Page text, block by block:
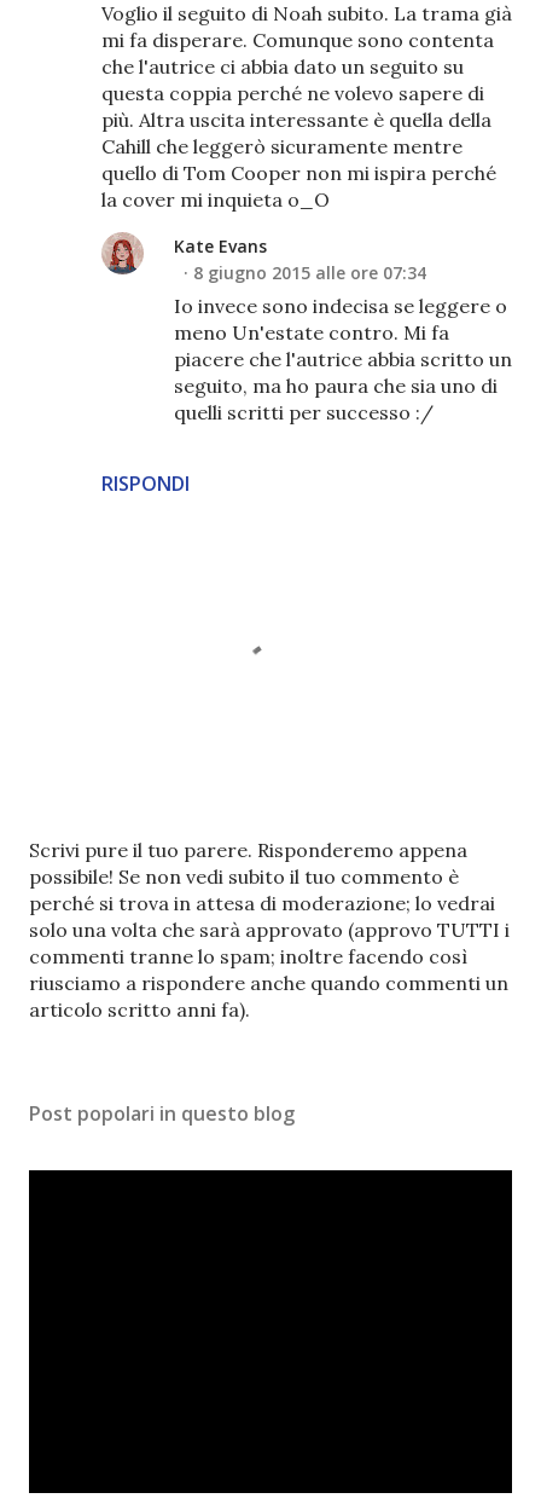
Voglio il seguito di Noah subito. La trama già
mi fa disperare. Comunque sono contenta
che l'autrice ci abbia dato un seguito su
questa coppia perché ne volevo sapere di
più. Altra uscita interessante è quella della
Cahill che leggerò sicuramente mentre
quello di Tom Cooper non mi ispira perché
la cover mi inquieta o_O
RISPONDI
Kate Evans
8 giugno 2015 alle ore 07:34
Io invece sono indecisa se leggere o
meno Un'estate contro. Mi fa
piacere che l'autrice abbia scritto un
seguito, ma ho paura che sia uno di
quelli scritti per successo :/
P
o
s
t
a
u
n
m
n
Scrivi pure il tuo parere. Risponderemo appena
possibile! Se non vedi subito il tuo commento è
perché si trova in attesa di moderazione; lo vedrai
solo una volta che sarà approvato (approvo TUTTI i
commenti tranne lo spam; inoltre facendo così
riusciamo a rispondere anche quando commenti un
articolo scritto anni fa).
Post popolari in questo blog